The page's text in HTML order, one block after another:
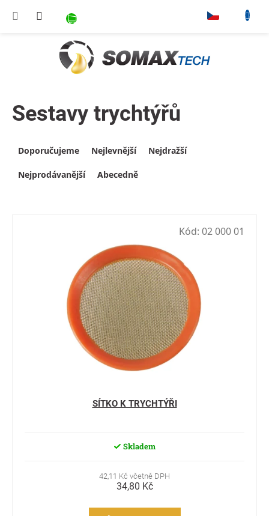
NÁKUPNÍ KOŠÍK
Sestavy trychtýřů
Výpis produktů
Řazení produktů
Doporučujeme Nejlevnější Nejdražší
Nejprodávanější Abecedně
SÍTKO K TRYCHTÝŘI
Skladem
42,11 Kč včetně DPH
34,80 Kč
Kód: 02 000 01